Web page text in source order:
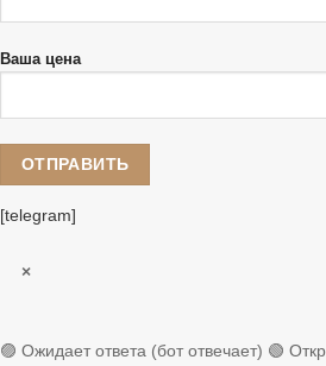
Ваша цена
[telegram]
×
🟣 Ожидает ответа (бот отвечает) 🟢